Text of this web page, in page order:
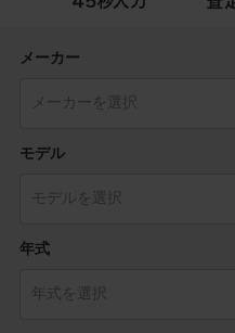
メーカー
モデル
年式